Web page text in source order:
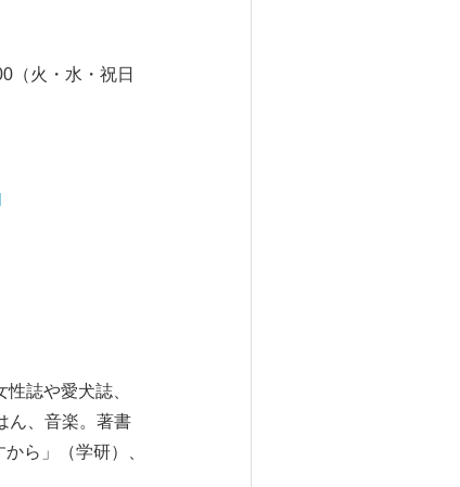
火・水・祝日
誌や愛犬誌、
ん、音楽。著書
ら」（学研）、